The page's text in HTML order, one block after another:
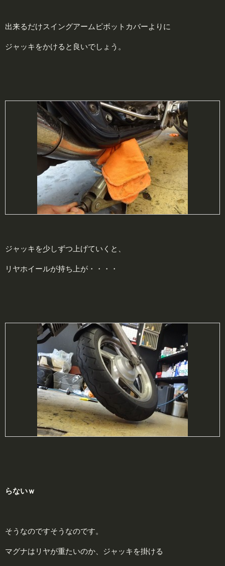
出来るだけスイングアームピボットカバーよりに
ジャッキをかけると良いでしょう。
ジャッキを少しずつ上げていくと、
リヤホイールが持ち上が・・・・
らないｗ
そうなのですそうなのです。
マグナはリヤが重たいのか、ジャッキを掛ける